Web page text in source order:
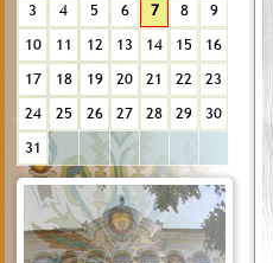
3
4 5 6 7 8
9
10
11 12 13 14 15
16
17
18 19 20 21 22
23
24
25 26 27 28 29
30
31